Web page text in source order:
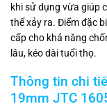
khi sử dụng vừa giúp
thể xảy ra. Điểm đặc
cấp cho khả năng
lâu, kéo dài tuổi thọ.
Thông tin chi
19mm JTC